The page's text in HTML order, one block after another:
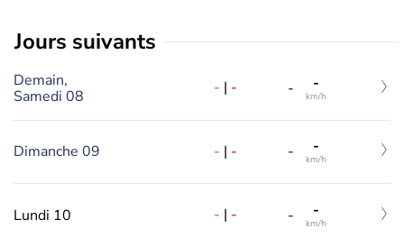
jours suivants
Demain,
Samedi 08
- | - - -
km/h
Dimanche 09 - | - - -
km/h
Lundi 10 - | - - -
km/h